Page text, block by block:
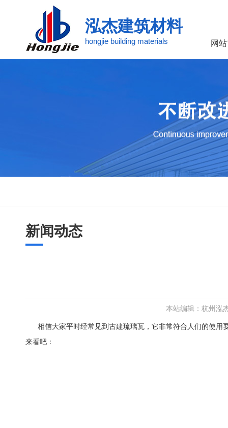
泓杰建筑材料
hongjie building materials 网
新闻动态
本站编辑：杭州泓
相信大家平时经常见到古建琉璃瓦，它非常符合人们的使
来看吧：